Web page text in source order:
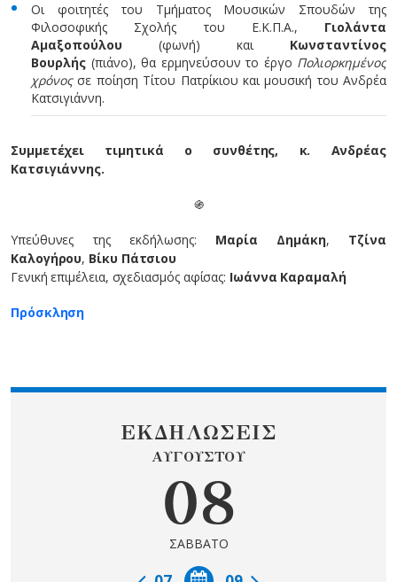
Οι φοιτητές του Τμήματος Μουσικών Σπουδών της
Φιλοσοφικής Σχολής του Ε.Κ.Π.Α., Γιολάντα
Αμαξοπούλου (φωνή) και Κωνσταντίνος
Βουρλής (πιάνο), θα ερμηνεύσουν το έργο Πολιορκημένος
χρόνοςσε ποίηση Τίτου Πατρίκιου και μουσική του Ανδρέα
Κατσιγιάννη.
Συμμετέχει τιμητικά ο συνθέτης, κ. Ανδρέας
Κατσιγιάννης.
֍
Υπεύθυνες της εκδήλωσης: Μαρία Δημάκη, Τζίνα
Καλογήρου, Βίκυ Πάτσιου
Γενική επιμέλεια, σχεδιασμός αφίσας: Ιωάννα Καραμαλή
Πρόσκληση
ΕΚΔΗΛΩΣΕΙΣ
ΑΥΓΟΥΣΤΟΥ
08
ΣΑΒΒΑΤΟ